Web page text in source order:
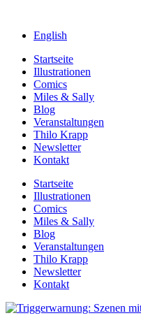
English
Startseite
Illustrationen
Comics
Miles & Sally
Blog
Veranstaltungen
Thilo Krapp
Newsletter
Kontakt
Startseite
Illustrationen
Comics
Miles & Sally
Blog
Veranstaltungen
Thilo Krapp
Newsletter
Kontakt